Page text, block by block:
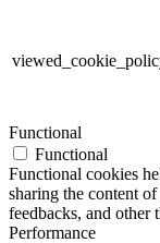
Functional
Functional
Functional cookies
sharing the content
feedbacks, and other
Performance